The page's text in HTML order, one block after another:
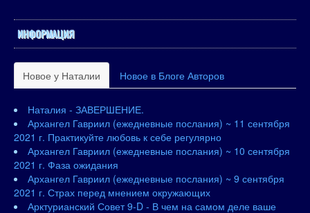
ИНФОРМАЦИЯ
Новое у Наталии Новое в Блоге Авторов
Наталия - ЗАВЕРШЕНИЕ.
Архангел Гавриил (ежедневные послания) ~ 11 сентября
2021 г. Практикуйте любовь к себе регулярно
Архангел Гавриил (ежедневные послания) ~ 10 сентября
2021 г. Фаза ожидания
Архангел Гавриил (ежедневные послания) ~ 9 сентября
2021 г. Страх перед мнением окружающих
Арктурианский Совет 9-D - В чем на самом деле ваше